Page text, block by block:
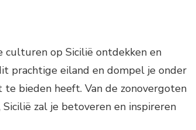
culturen op Sicilië ontdekken en
prachtige eiland en dompel je onder
bieden heeft. Van de zonovergoten
zal je betoveren en inspireren